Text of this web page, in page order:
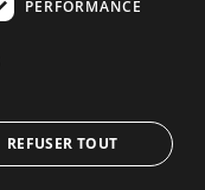
PERFORMANCE
REFUSER TOUT